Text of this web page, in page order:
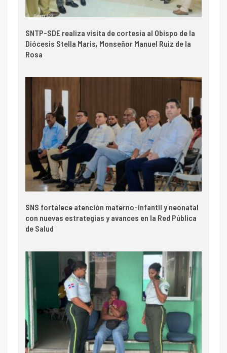
SNTP-SDE realiza visita de cortesía al Obispo de la
Diócesis Stella Maris, Monseñor Manuel Ruiz de la
Rosa
SNS fortalece atención materno-infantil y neonatal
con nuevas estrategias y avances en la Red Pública
de Salud